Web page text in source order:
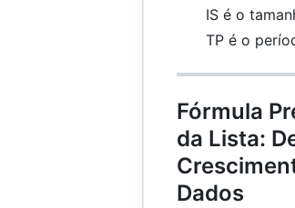
IS é o
TP é o
Fórmula
da Lista:
Dados